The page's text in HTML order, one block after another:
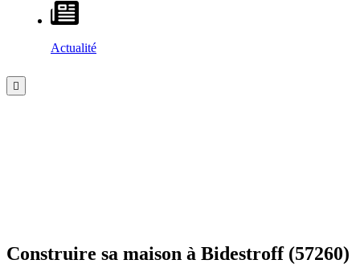
Actualité
Construire sa maison à Bidestroff(57260)